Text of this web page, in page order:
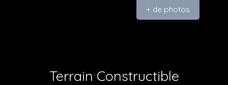
+ de photos
Terrain Constructible